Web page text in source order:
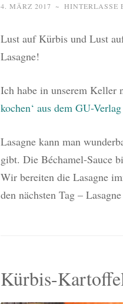
4. MÄRZ 2017 ~ HINTERLASSE
Lust auf Kürbis und Lust
Lasagne!
Ich habe in unserem Keller
kochen‘ aus dem GU-Verlag
Lasagne kann man
gibt. Die Béchamel-Sauce
Wir bereiten die Lasagne
den nächsten Tag –
Kürbis-